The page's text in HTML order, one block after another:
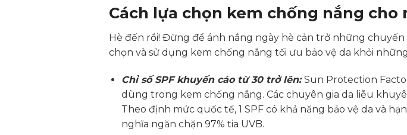
Cách lựa chọn kem chống nắng cho
Hè đến rồi! Đừng để ánh nắng ngày hè cản trở những
chọn và sử dụng kem chống nắng tối ưu bảo vệ da khỏi
Chỉ số SPF khuyến cáo từ 30 trở lên: Sun Protection
dùng trong kem chống nắng. Các chuyên gia da liễu
Theo định mức quốc tế, 1 SPF có khả năng bảo vệ da và
nghĩa ngăn chặn 97% tia UVB.